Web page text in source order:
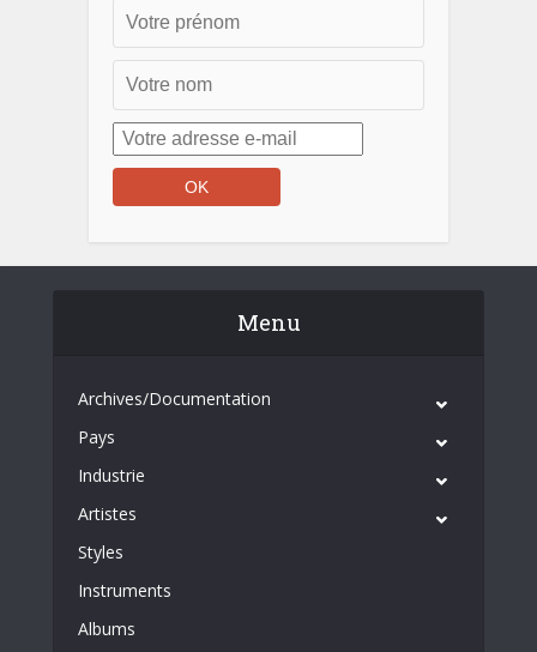
Menu
Archives/Documentation
Pays
Industrie
Artistes
Styles
Instruments
Albums